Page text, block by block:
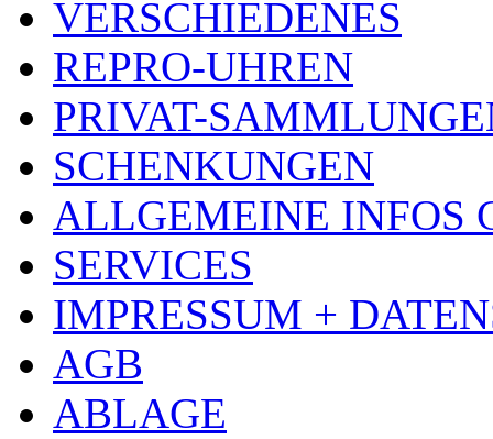
VERSCHIEDENES
REPRO-UHREN
PRIVAT-
SCHENKUNGEN
ALLGEMEINE INFOS
SERVICES
IMPRESSUM +
AGB
ABLAGE